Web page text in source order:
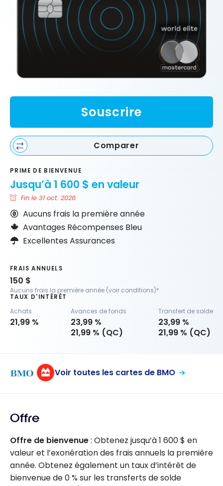
Souscrire
Comparer
PRIME DE BIENVENUE
Jusqu’à 1 600 $ en valeur
Fin le 31 oct. 2026
Aucuns frais la première année
Avantages Récompenses Bleu
Excellentes Assurances
FRAIS ANNUELS
150 $
Aucuns frais la première année (voir conditions)*
TAUX D'INTÉRÊT
Achats
21,99 %
Avances de fonds
23,99 %
21,99 % (QC)
Transfert de solde
23,99 %
21,99 % (QC)
Voir toutes les cartes de BMO
Offre
Offre de bienvenue: Obtenez jusqu’à 1 600 $ en
valeur et l’exonération des frais annuels la première
année. Obtenez également un taux d’intérêt de
bienvenue de 0 % sur les transferts de solde